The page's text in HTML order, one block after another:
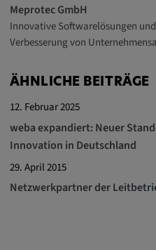
Meprotec GmbH
Innovative Softwarelösungen
Verbesserung von
ÄHNLICHE BEITRÄGE
12. Februar 2025
weba expandiert: Neuer
Innovation in Deutschland
29. April 2015
Netzwerkpartner der